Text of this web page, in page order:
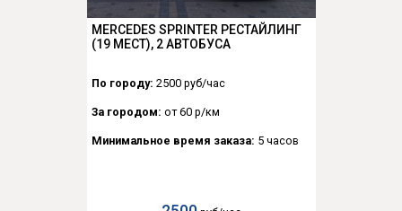
MERCEDES SPRINTER РЕСТАЙЛИНГ
(19 МЕСТ), 2 АВТОБУСА
По городу: 2500 руб/час
За городом: от 60 р/км
Минимальное время заказа: 5 часов